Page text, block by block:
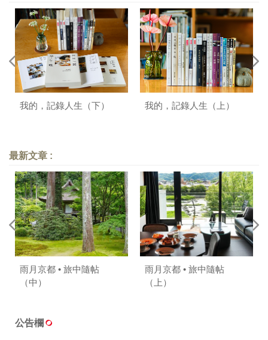
我的，記錄人生（下） 我的，記錄人生（上）
最新文章 :
雨月京都 • 旅中隨帖
（中）
雨月京都 • 旅中隨帖
（上）
公告欄